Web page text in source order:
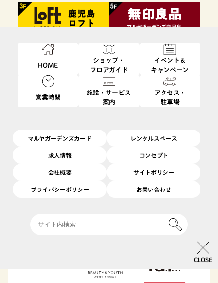
HOME
ショップ・
フロアガイド
イベント＆
キャンペーン
営業時間
施設・サービス
案内
アクセス・
駐車場
マルヤガーデンズカード レンタルスペース
求人情報 コンセプト
会社概要 サイトポリシー
プライバシーポリシー お問い合わせ
CLOSE